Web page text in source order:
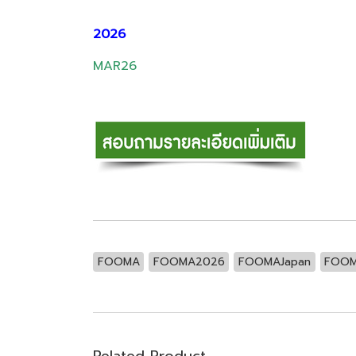
2026
MAR26
FOOMA FOOMA2026 FOOMAJapan